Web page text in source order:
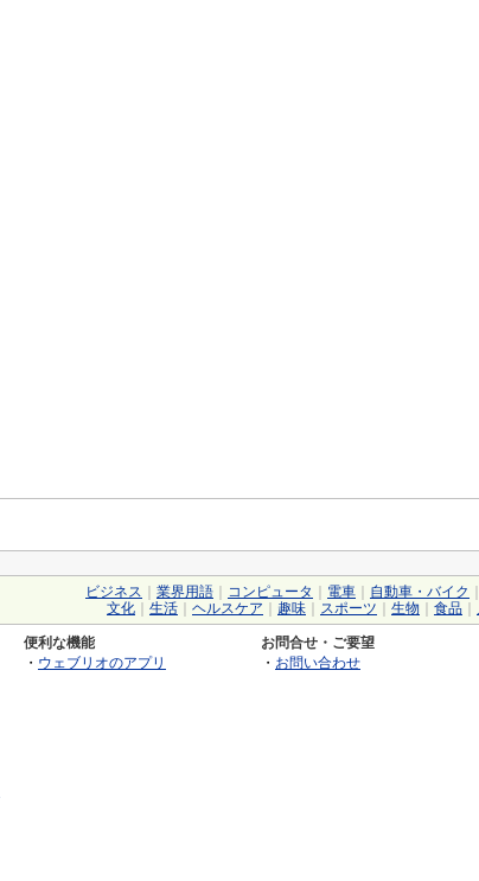
ビジネス 業界用語 コンピュータ 電車 自動車・バイク
文化
生活 ヘルスケア 趣味 スポーツ 生物 食品
便利な機能
・ ウェブリオのアプリ
お問合せ・ご要望
・ お問い合わせ